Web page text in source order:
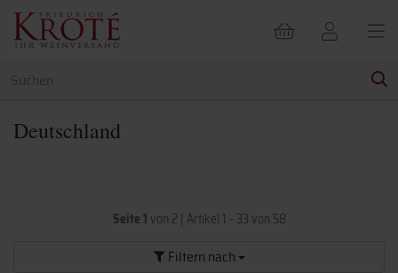
Deutschland
Seite 1 von 2 | Artikel 1 - 33 von 58
Filtern nach